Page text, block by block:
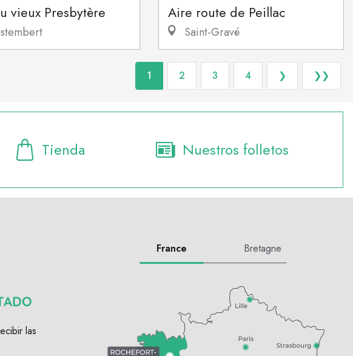
vieux Presbytère Aire route de Peillac
Saint-Gravé
1 2 3 4 ❯ ❯❯
Tienda Nuestros folletos
las
France Bretagne